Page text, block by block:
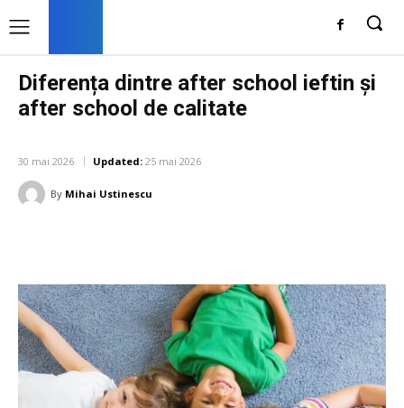
Diferența dintre after school ieftin și
after school de calitate
30 mai 2026 Updated: 25 mai 2026
By Mihai Ustinescu